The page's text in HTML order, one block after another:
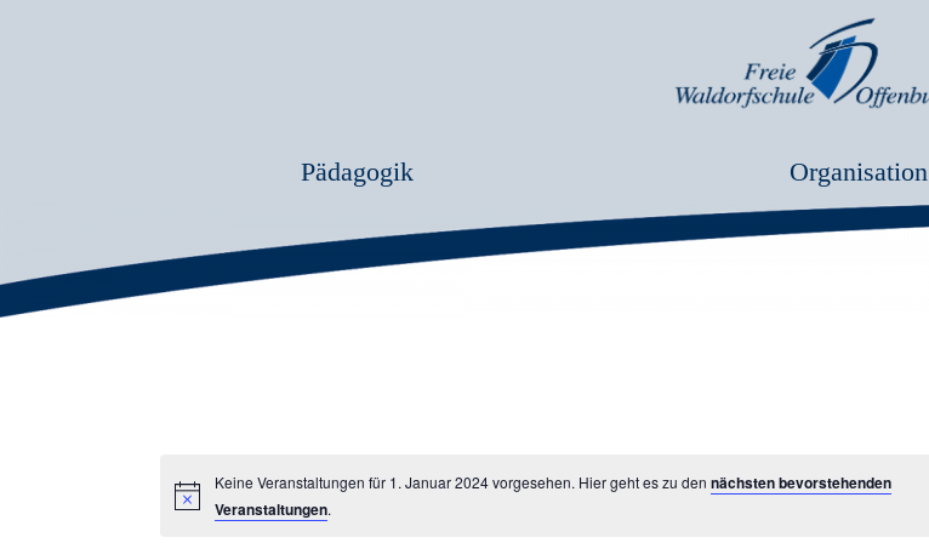
Pädagogik Organisation
Keine Veranstaltungen für 1. Januar 2024 vorgesehen. Hier geht es zu dennächsten bevorstehenden
Veranstaltungen.